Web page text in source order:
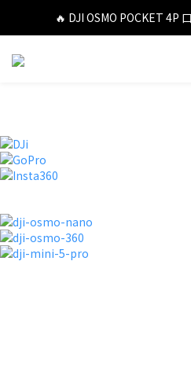
🔥 DJI OSMO POCKET 4P
🔥 DJI OSMO POCKET 4P
🔥 Insta360 Luna Ultra 雲